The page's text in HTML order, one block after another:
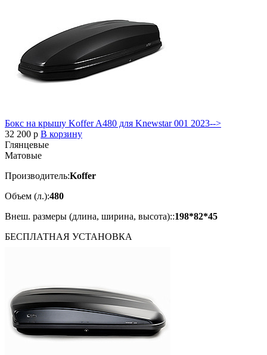
Бокс на крышу Koffer A480 для Knewstar 001 2023-->
32 200 p В корзину
Глянцевые
Матовые
Производитель:Koffer
Объем (л.):480
Внеш. размеры (длина, ширина, высота)::198*82*45
БЕСПЛАТНАЯ УСТАНОВКА